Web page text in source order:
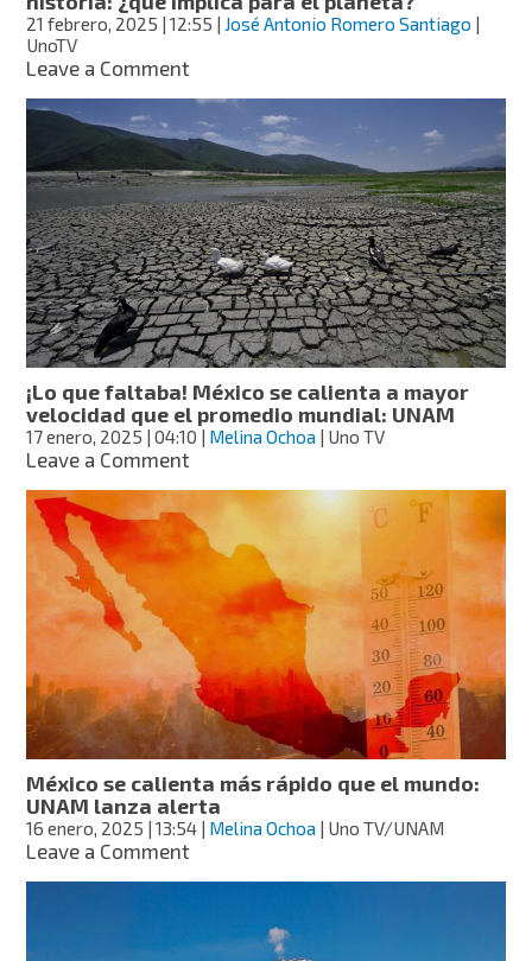
21 febrero, 2025 | 12:55 José Antonio Romero Santiago
UnoTV
Leave a Commenton
con
el
enero
más
cálido
de
la
historia:
¿qué
implica
para
el
planeta?
¡Lo que faltaba! México se calienta a mayor
velocidad que el promedio mundial: UNAM
17 enero, 2025 | 04:10 | Melina Ochoa | Uno TV
Leave a Commenton
faltaba!
México
calienta
mayor
velocidad
que
el
promedio
mundial:
UNAM
México se calienta más rápido que el mundo:
UNAM lanza alerta
16 enero, 2025 | 13:54 | Melina Ochoa | Uno TV/UNAM
Leave a Commenton
más